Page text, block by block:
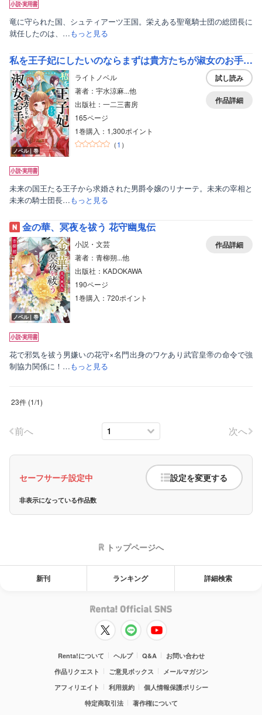
竜に守られた国、シュティアーツ王国。栄えある聖竜騎士団の総団長に
就任したのは、…もっと見る
私を王子妃にしたいのならまずは貴方たちが淑女のお手本になってください
ノベル｜巻
ライトノベル
著者：宇水涼麻...他
出版社：一二三書房
165ページ
1巻購入：1,300ポイント
（1 ）
試し読み
作品詳細
未来の国王たる王子から求婚された男爵令嬢のリナーテ。未来の宰相と
未来の騎士団長…もっと見る
金の華、冥夜を祓う 花守幽鬼伝
ノベル｜巻
小説・文芸
著者：青柳朔...他
出版社：KADOKAWA
190ページ
1巻購入：720ポイント
作品詳細
花で邪気を祓う男嫌いの花守×名門出身のワケあり武官皇帝の命令で強
制協力関係に！…もっと見る
23件 (1/1)
前へ 次へ
セーフサーチ設定中 設定を変更する
非表示になっている作品数
トップページへ
新刊 ランキング 詳細検索
Renta!について ヘルプ Q&A
お問い合わせ
作品リクエスト
ご意見ボックス
メールマガジン
アフィリエイト
利用規約
個人情報保護ポリシー
特定商取引法
著作権について